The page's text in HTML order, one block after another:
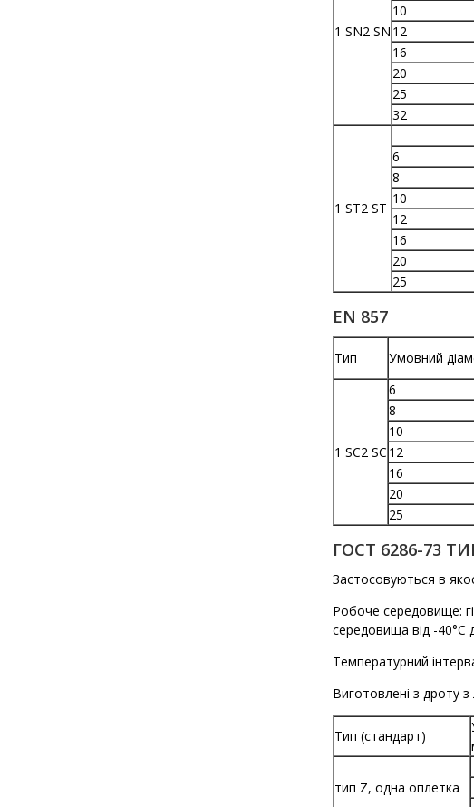
1 SN2 SN
10
12
16
20
25
32
1 ST2 ST
6
8
10
12
16
20
25
EN 857
Тип Умовний
1 SC2 SC
6
8
10
12
16
20
25
ГОСТ 6286-73
Застосовуються в
Робоче середовище:
середовища від -
Температурний
Виготовлені з дроту
Тип (стандарт)
тип Z, одна оплетка